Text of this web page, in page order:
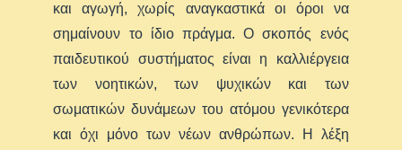
και αγωγή, χωρίς αναγκαστικά οι όροι να
σημαίνουν το ίδιο πράγμα. Ο σκοπός ενός
παιδευτικού συστήματος είναι η καλλιέργεια
των νοητικών, των ψυχικών και των
σωματικών δυνάμεων του ατόμου γενικότερα
και όχι μόνο των νέων ανθρώπων. Η λέξη